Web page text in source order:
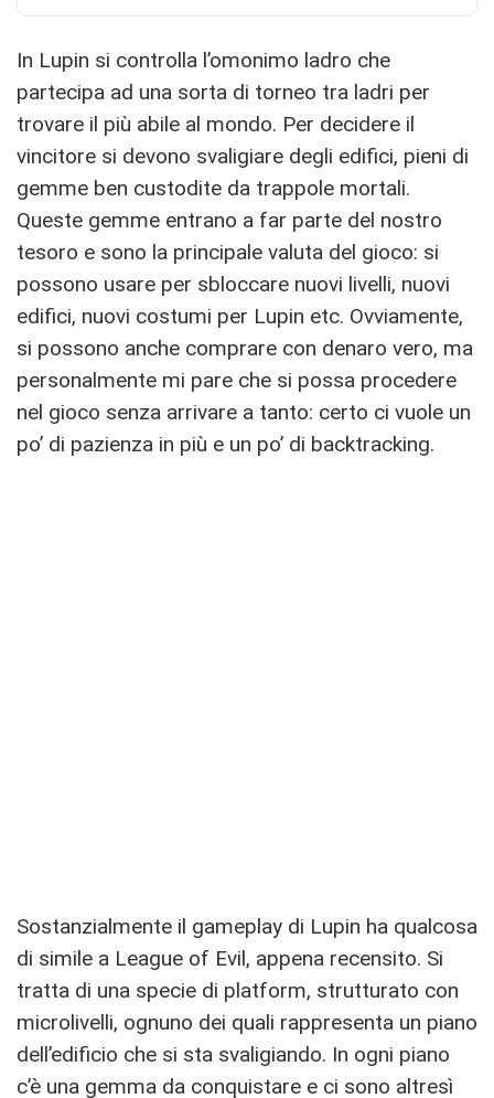
In Lupin si controlla l’omonimo ladro che
partecipa ad una sorta di torneo tra ladri per
trovare il più abile al mondo. Per decidere il
vincitore si devono svaligiare degli edifici, pieni di
gemme ben custodite da trappole mortali.
Queste gemme entrano a far parte del nostro
tesoro e sono la principale valuta del gioco: si
possono usare per sbloccare nuovi livelli, nuovi
edifici, nuovi costumi per Lupin etc. Ovviamente,
si possono anche comprare con denaro vero, ma
personalmente mi pare che si possa procedere
nel gioco senza arrivare a tanto: certo ci vuole un
po’ di pazienza in più e un po’ di backtracking.
Sostanzialmente il gameplay di Lupin ha qualcosa
di simile a League of Evil, appena recensito. Si
tratta di una specie di platform, strutturato con
microlivelli, ognuno dei quali rappresenta un piano
dell’edificio che si sta svaligiando. In ogni piano
c’è una gemma da conquistare e ci sono altresì